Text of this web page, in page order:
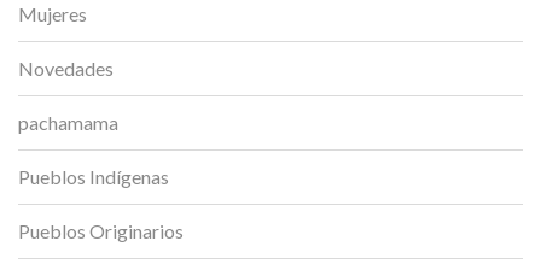
Mujeres
Novedades
pachamama
Pueblos Indígenas
Pueblos Originarios